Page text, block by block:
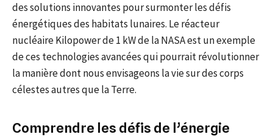
des solutions innovantes pour surmonter les défis
énergétiques des habitats lunaires. Le réacteur
nucléaire Kilopower de 1 kW de la NASA est un exemple
de ces technologies avancées qui pourrait révolutionner
la manière dont nous envisageons la vie sur des corps
célestes autres que la Terre.
Comprendre les défis de l’énergie